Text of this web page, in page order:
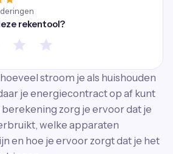
rekentool?
stroom je als huishouden
je energiecontract op af kunt
zorg je ervoor dat je
welke apparaten
en hoe je ervoor zorgt dat je het